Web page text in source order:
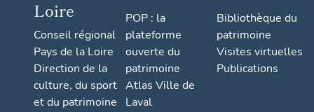
Loire
Conseil régional
Pays de la Loire
Direction de la
culture, du sport
et du patrimoine
POP : la
plateforme
ouverte du
patrimoine
Atlas Ville de
Laval
Bibliothèque du
patrimoine
Visites virtuelles
Publications